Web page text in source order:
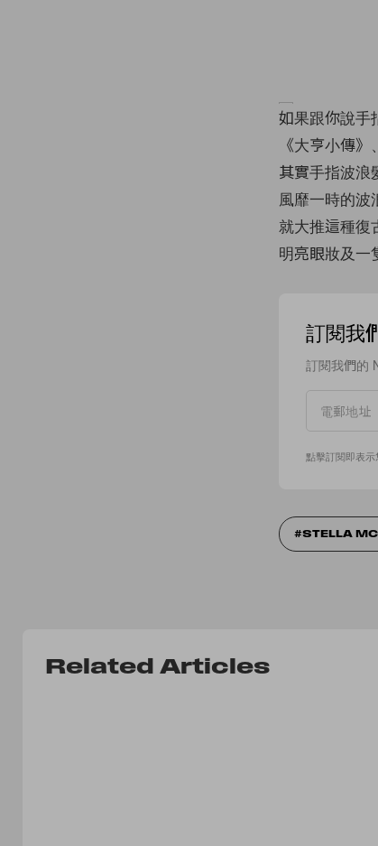
如果跟你說手
《大亨小傳
其實手指波浪
風靡一時的
就大推這種復
明亮眼妝及一
訂閱我
訂閱我們的
點擊訂閱即表
STELLA
Related Articles